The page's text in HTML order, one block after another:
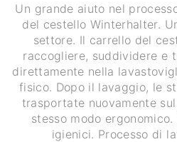
Un grande aiuto nel
del cestello Winterhalter.
settore. Il carrello del
raccogliere, suddividere e
direttamente nella
fisico. Dopo il lavaggio, le
trasportate nuovamente
stesso modo
igienici. Processo di